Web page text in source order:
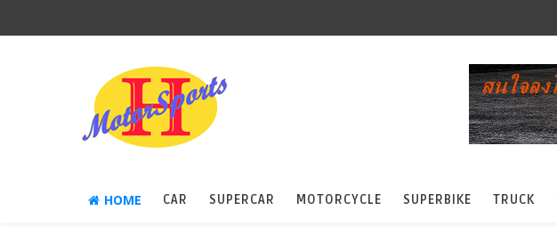
HOME CAR SUPERCAR MOTORCYCLE SUPERBIKE TRUCK